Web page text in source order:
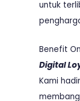
untuk
Benefit
Digital
Kami